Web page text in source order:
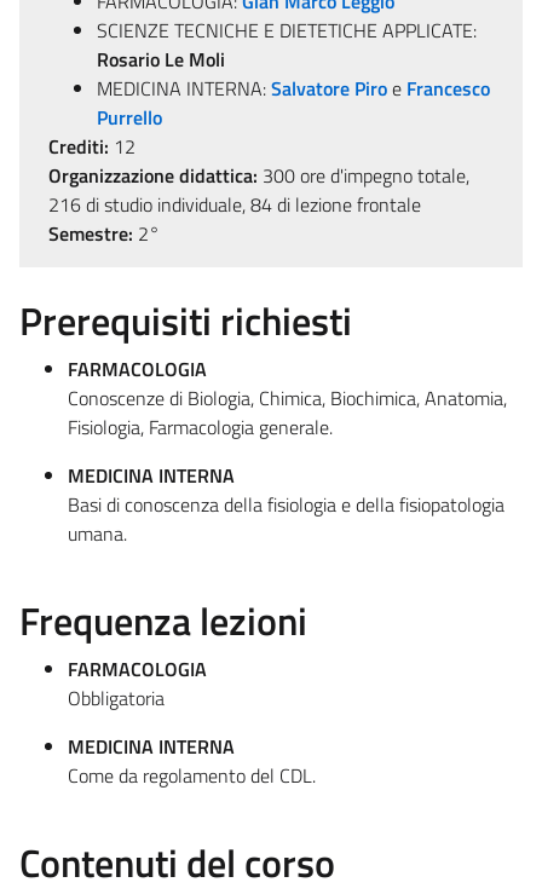
SCIENZE TECNICHE E DIETETICHE APPLICATE:
Rosario Le Moli
MEDICINA INTERNA:Salvatore Piroe Francesco
Purrello
Crediti: 12
Organizzazione didattica: 300 ore d'impegno totale,
216 di studio individuale, 84 di lezione frontale
Semestre: 2°
Prerequisiti richiesti
FARMACOLOGIA
Conoscenze di Biologia, Chimica, Biochimica, Anatomia,
Fisiologia, Farmacologia generale.
MEDICINA INTERNA
Basi di conoscenza della fisiologia e della fisiopatologia
umana.
Frequenza lezioni
FARMACOLOGIA
Obbligatoria
MEDICINA INTERNA
Come da regolamento del CDL.
Contenuti del corso